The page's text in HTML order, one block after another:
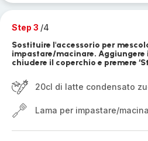
Step 3 /4
Sostituire l'accessorio per
impastare/macinare.
chiudere il coperchio e premere
20cl di latte condensato
Lama per impastare/